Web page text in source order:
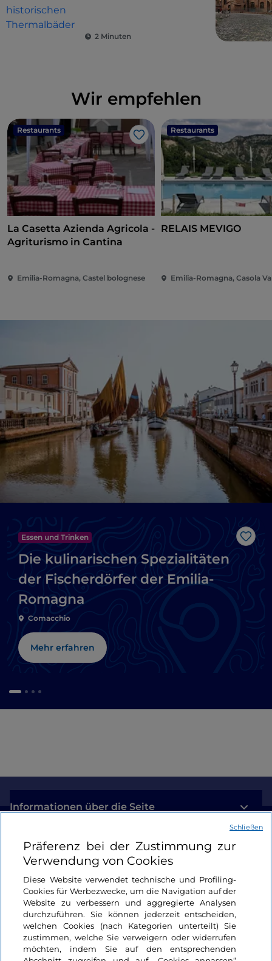
2 Minuten
Wir empfehlen
Restaurants
Like
La Casetta Azienda Agricola -
Agriturismo in Cantina
Emilia-Romagna, Castel bolognese
Restaurants
RELAIS MEVIGO
Emilia-Romagna, Casola
Like
Essen und Trinken
Die kulinarischen Spezialitäten
der Fischerdörfer der Emilia-
Romagna
Comacchio
Mehr erfahren
Informationen über die Seite
Nützliche Links
Login
Bleiben wir in Kontakt
Präferenz bei der Zustimmung zur
Verwendung von Cookies
Diese Website verwendet technische und Profiling-
Cookies für Werbezwecke, um die Navigation auf der
Website zu verbessern und aggregierte Analysen
durchzuführen. Sie können jederzeit entscheiden,
welchen Cookies (nach Kategorien unterteilt) Sie
zustimmen, welche Sie verweigern oder widerrufen
möchten, indem Sie auf den entsprechenden
Schließen